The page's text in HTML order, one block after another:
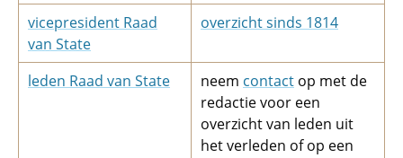
vicepresident Raad
van State
overzicht sinds 1814
leden Raad van State neem contact op met de
redactie voor een
overzicht van leden uit
het verleden of op een